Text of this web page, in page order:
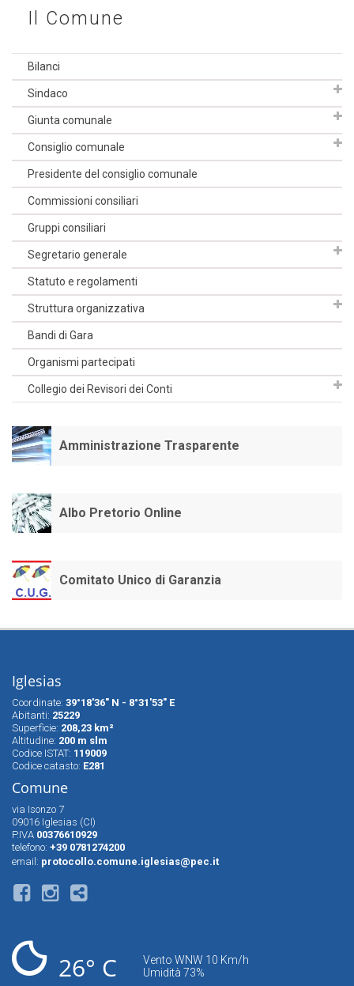
Il Comune
Bilanci
Sindaco
Giunta comunale
Consiglio comunale
Presidente del consiglio comunale
Commissioni consiliari
Gruppi consiliari
Segretario generale
Statuto e regolamenti
Struttura organizzativa
Bandi di Gara
Organismi partecipati
Collegio dei Revisori dei Conti
Amministrazione Trasparente
Albo Pretorio Online
Comitato Unico di Garanzia
Iglesias
Coordinate: 39°18'36" N - 8°31'53" E
Abitanti: 25229
Superfìcie: 208,23 km²
Altitudine: 200 m slm
Codice ISTAT: 119009
Codice catasto: E281
Comune
via Isonzo 7
09016 Iglesias (CI)
P.IVA 00376610929
telefono: +39 0781274200
email: protocollo.comune.iglesias@pec.it
26° C
Vento WNW 10 Km/h
Umidità 73%